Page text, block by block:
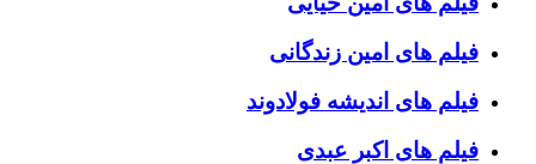
فیلم های امین زندگانی
فیلم های اندیشه فولادوند
فیلم های اکبر عبدی